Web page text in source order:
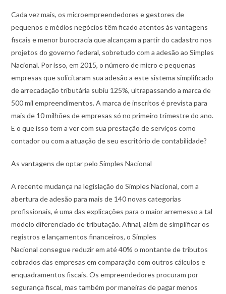
Cada vez mais, os microempreendedores e gestores de
pequenos e médios negócios têm ficado atentos às vantagens
fiscais e menor burocracia que alcançam a partir do cadastro nos
projetos do governo federal, sobretudo com a adesão ao Simples
Nacional. Por isso, em 2015, o número de micro e pequenas
empresas que solicitaram sua adesão a este sistema simplificado
de arrecadação tributária subiu 125%, ultrapassando a marca de
500 mil empreendimentos. A marca de inscritos é prevista para
mais de 10 milhões de empresas só no primeiro trimestre do ano.
E o que isso tem a ver com sua prestação de serviços como
contador ou com a atuação de seu escritório de contabilidade?
As vantagens de optar pelo Simples Nacional
A recente mudança na legislação do Simples Nacional, com a
abertura de adesão para mais de 140 novas categorias
profissionais, é uma das explicações para o maior arremesso a tal
modelo diferenciado de tributação. Afinal, além de simplificar os
registros e lançamentos financeiros, o Simples
Nacional consegue reduzir em até 40% o montante de tributos
cobrados das empresas em comparação com outros cálculos e
enquadramentos fiscais. Os empreendedores procuram por
segurança fiscal, mas também por maneiras de pagar menos